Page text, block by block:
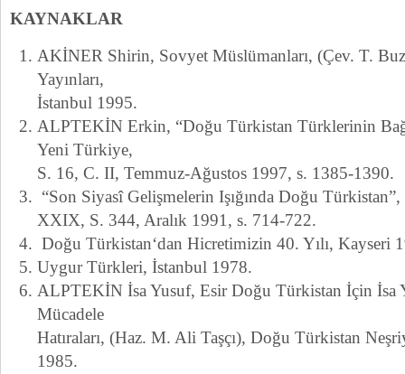
KAYNAKLAR
AKİNER Shirin, Sovyet Müslümanları, (Çev. T.
Yayınları,
İstanbul 1995.
ALPTEKİN Erkin, “Doğu Türkistan Türklerinin
Yeni Türkiye,
S. 16, C. II, Temmuz-Ağustos 1997, s. 1385-1390.
“Son Siyasî Gelişmelerin Işığında Doğu
XXIX, S. 344, Aralık 1991, s. 714-722.
Doğu Türkistan‘dan Hicretimizin 40. Yılı, Kayseri
Uygur Türkleri, İstanbul 1978.
ALPTEKİN İsa Yusuf, Esir Doğu Türkistan İçin İsa
Mücadele
Hatıraları, (Haz. M. Ali Taşçı), Doğu Türkistan
1985.